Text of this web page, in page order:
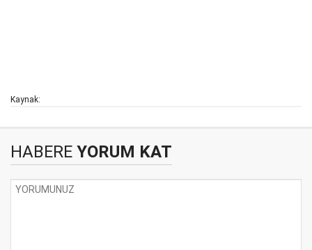
Kaynak:
HABERE YORUM KAT